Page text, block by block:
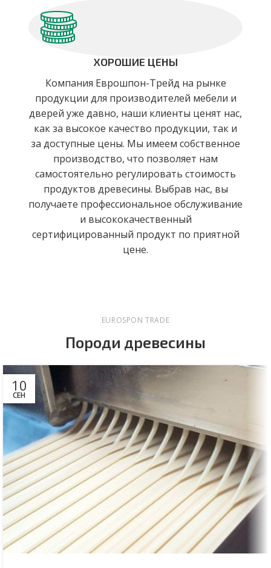
ХОРОШИЕ ЦЕНЫ
Компания Еврошпон-Трейд на рынке
продукции для производителей мебели и
дверей уже давно, наши клиенты ценят нас,
как за высокое качество продукции, так и
за доступные цены. Мы имеем собственное
производство, что позволяет нам
самостоятельно регулировать стоимость
продуктов древесины. Выбрав нас, вы
получаете профессиональное обслуживание
и высококачественный
сертифицированный продукт по приятной
цене.
EUROSPON TRADE
Породи древесины
10
СЕН